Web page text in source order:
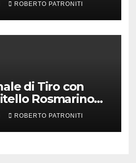
ROBERTO PATRONITI
di Tiro con
Rosmarino
ROBERTO PATRONITI